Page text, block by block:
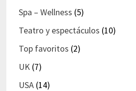
Spa – Wellness (5)
Teatro y espectáculos (10)
Top favoritos (2)
UK (7)
USA(14)